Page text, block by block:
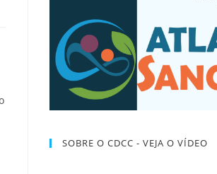
SOBRE O CDCC - VEJA O VÍDEO